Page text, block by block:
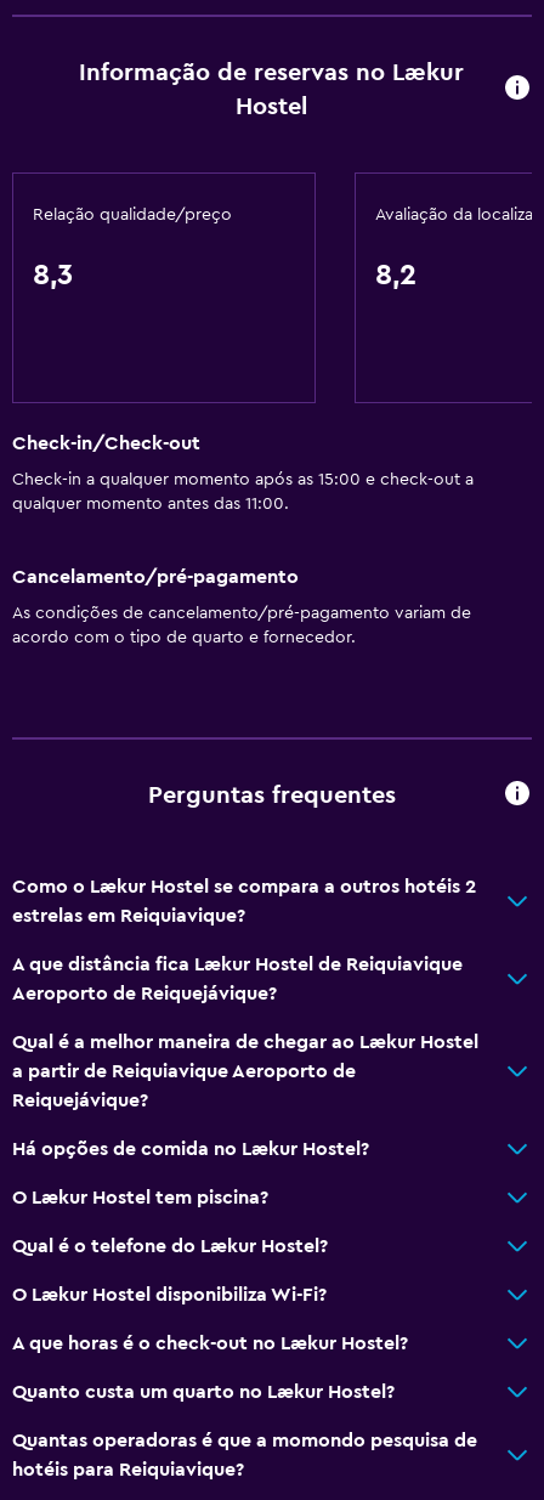
Acessibilidade e conveniência
Quarto apto para pessoas com alergias
Almofada sem penas
Pisos superiores acessíveis por escadas
Papel higiénico
WC partilhado
Chuveiro
Quartos familiares
Cacifos
Estacionamento na rua
Estacionamento gratuito
Quarto
Luz de leitura
Suporte para cabides
Tomada junto à cama
Restaurantes
Cozinha partilhada
CCTV nas zonas comuns
Ar livre
Informação de reservas no Lækur
Hostel
Relação qualidade/preço
8,3
Avaliação da
8,2
Check-in/Check-out
Check-in a qualquer momento após as 15:00 e check-out a
qualquer momento antes das 11:00.
Cancelamento/pré-pagamento
As condições de cancelamento/pré-pagamento variam de
acordo com o tipo de quarto e fornecedor.
Perguntas frequentes
Como o Lækur Hostel se compara a outros hotéis 2
estrelas em Reiquiavique?
A que distância fica Lækur Hostel de Reiquiavique
Aeroporto de Reiquejávique?
Qual é a melhor maneira de chegar ao Lækur Hostel
a partir de Reiquiavique Aeroporto de
Reiquejávique?
Há opções de comida no Lækur Hostel?
O Lækur Hostel tem piscina?
Qual é o telefone do Lækur Hostel?
O Lækur Hostel disponibiliza Wi-Fi?
A que horas é o check-out no Lækur Hostel?
Quanto custa um quarto no Lækur Hostel?
Quantas operadoras é que a momondo pesquisa de
hotéis para Reiquiavique?